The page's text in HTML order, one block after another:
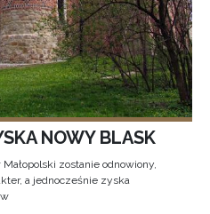
NOWY BLASK
zostanie odnowiony,
a jednocześnie zyska